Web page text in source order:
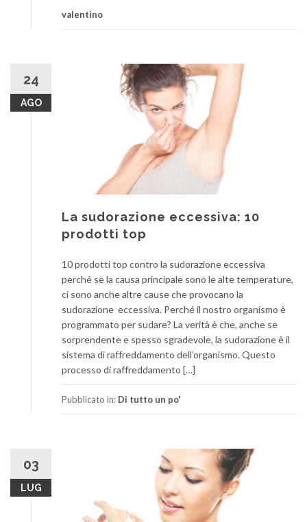
valentino
24
AGO
La sudorazione eccessiva: 10
prodotti top
10 prodotti top contro la sudorazione eccessiva
perché se la causa principale sono le alte temperature,
ci sono anche altre cause che provocano la
sudorazione eccessiva. Perché il nostro organismo è
programmato per sudare? La verità è che, anche se
sorprendente e spesso sgradevole, la sudorazione è il
sistema di raffreddamento dell’organismo. Questo
processo di raffreddamento […]
Pubblicato in: Di tutto un po'
03
LUG